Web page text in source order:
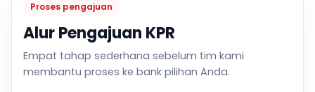
Proses pengajuan
Alur Pengajuan KPR
Empat tahap sederhana sebelum tim kami
membantu proses ke bank pilihan Anda.